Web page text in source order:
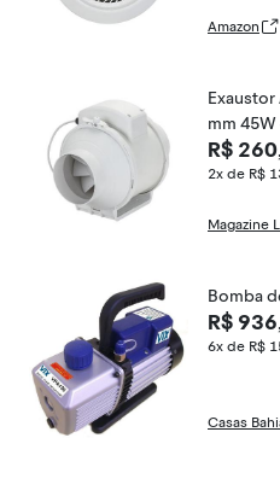
Amazon
Exaustor
mm
R$
2x de R$
Magazine
Bomba
R$
6x de R$
Casas